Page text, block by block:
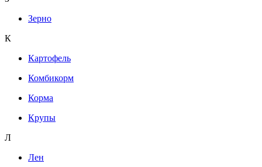
Зерно
К
Картофель
Комбикорм
Корма
Крупы
Л
Лен